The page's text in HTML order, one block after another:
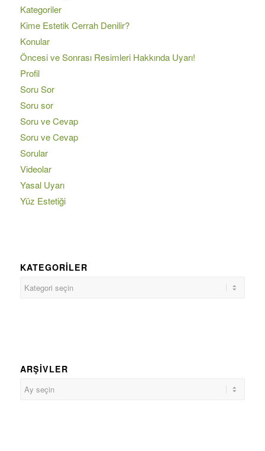
Kategoriler
Kime Estetik Cerrah Denilir?
Konular
Öncesi ve Sonrası Resimleri Hakkında Uyarı!
Profil
Soru Sor
Soru sor
Soru ve Cevap
Soru ve Cevap
Sorular
Videolar
Yasal Uyarı
Yüz Estetiği
KATEGORILER
ARŞIVLER